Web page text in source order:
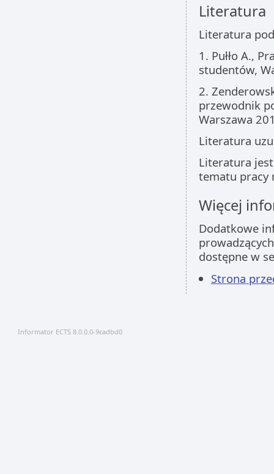
Literatura
Literatura
1. Pułło A.,
studentów,
2.
przewodnik
Warszawa
Literatura
Literatura
tematu pracy
Więcej
Dodatkowe
dostępne w
Strona
Informator ECTS 8.0.0.0-9cadbd0